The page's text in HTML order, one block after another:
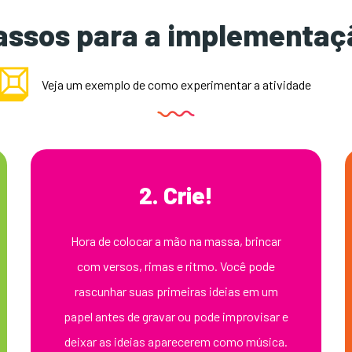
para a
Veja um exemplo de como experimentar a atividade
2. Crie!
Hora de colocar a mão na massa, brincar
com versos, rimas e ritmo. Você pode
rascunhar suas primeiras ideias em um
papel antes de gravar ou pode improvisar e
deixar as ideias aparecerem como música.